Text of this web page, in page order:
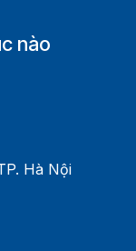
nào
Hà Nội